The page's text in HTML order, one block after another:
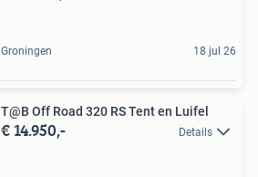
Groningen 18 jul 26
T@B Off Road 320 RS Tent en Luifel
€ 14.950,- Details